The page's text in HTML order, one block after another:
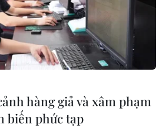
nhận hương
đựng
hàng giả và xâm phạm
biến phức tạp